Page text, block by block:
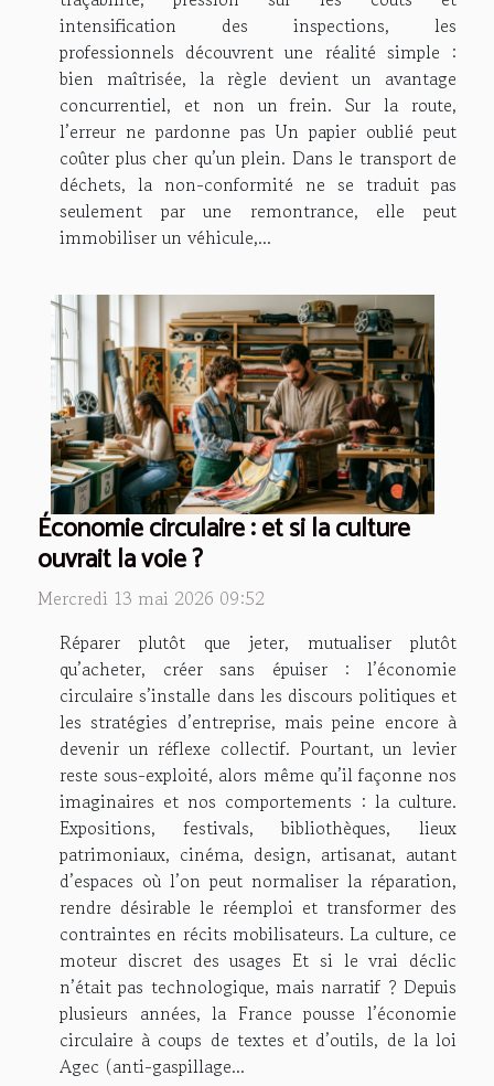
intensification des inspections, les
professionnels découvrent une réalité simple :
bien maîtrisée, la règle devient un avantage
concurrentiel, et non un frein. Sur la route,
l’erreur ne pardonne pas Un papier oublié peut
coûter plus cher qu’un plein. Dans le transport de
déchets, la non-conformité ne se traduit pas
seulement par une remontrance, elle peut
immobiliser un véhicule,...
Économie circulaire : et si la culture
ouvrait la voie ?
Mercredi 13 mai 2026 09:52
Réparer plutôt que jeter, mutualiser plutôt
qu’acheter, créer sans épuiser : l’économie
circulaire s’installe dans les discours politiques et
les stratégies d’entreprise, mais peine encore à
devenir un réflexe collectif. Pourtant, un levier
reste sous-exploité, alors même qu’il façonne nos
imaginaires et nos comportements : la culture.
Expositions, festivals, bibliothèques, lieux
patrimoniaux, cinéma, design, artisanat, autant
d’espaces où l’on peut normaliser la réparation,
rendre désirable le réemploi et transformer des
contraintes en récits mobilisateurs. La culture, ce
moteur discret des usages Et si le vrai déclic
n’était pas technologique, mais narratif ? Depuis
plusieurs années, la France pousse l’économie
circulaire à coups de textes et d’outils, de la loi
Agec (anti-gaspillage...